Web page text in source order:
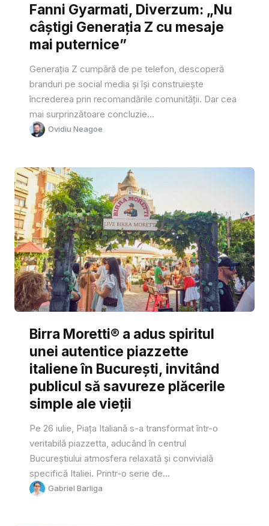
Fanni Gyarmati, Diverzum: „Nu
câștigi Generația Z cu mesaje
mai puternice”
Generația Z cumpără de pe telefon, descoperă
branduri pe social media și își construiește
încrederea prin recomandările comunității. Dar cea
mai surprinzătoare concluzie...
Ovidiu Neagoe
Birra Moretti® a adus spiritul
unei autentice piazzette
italiene în București, invitând
publicul să savureze plăcerile
simple ale vieții
Pe 26 iulie, Piața Italiană s-a transformat într-o
veritabilă piazzetta, aducând în centrul
Bucureștiului atmosfera relaxată și convivială
specifică Italiei. Printr-o serie de...
Gabriel Barliga